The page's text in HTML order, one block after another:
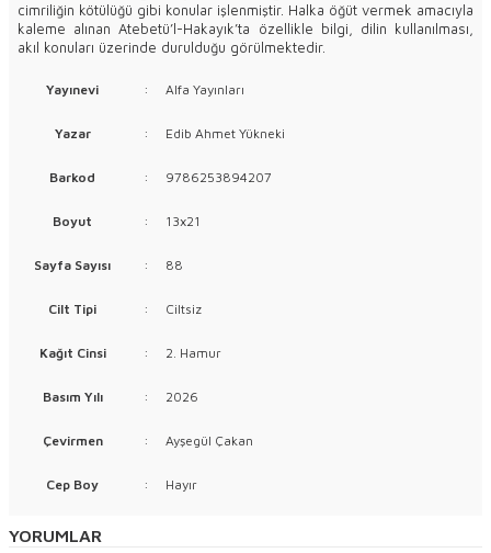
cimriliğin kötülüğü gibi konular işlenmiştir. Halka öğüt vermek amacıyla
kaleme alınan Atebetü’l-Hakayık’ta özellikle bilgi, dilin kullanılması,
akıl konuları üzerinde durulduğu görülmektedir.
Yayınevi : Alfa Yayınları
Yazar : Edib Ahmet Yükneki
Barkod : 9786253894207
Boyut : 13x21
Sayfa Sayısı : 88
Cilt Tipi : Ciltsiz
Kağıt Cinsi : 2. Hamur
Basım Yılı : 2026
Çevirmen : Ayşegül Çakan
Cep Boy : Hayır
YORUMLAR